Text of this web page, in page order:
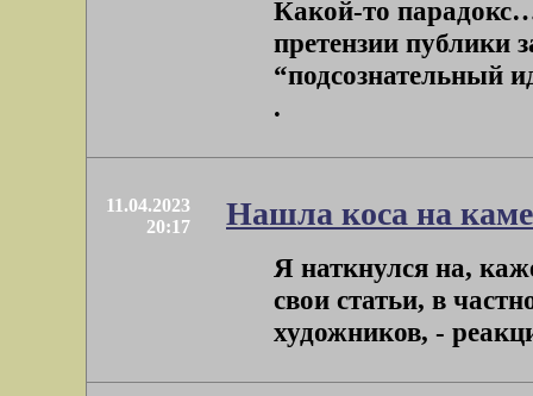
Какой-то
претензии публики
“подсознательный
.
11.04.2023
20:17
Нашла коса на
Я наткнулся на,
свои статьи, в
художников, -